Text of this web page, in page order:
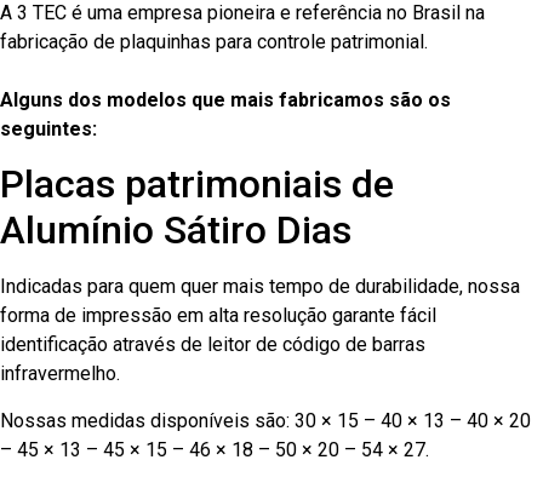
A 3 TEC é uma empresa pioneira e referência no Brasil na
fabricação de plaquinhas para controle patrimonial.
Alguns dos modelos que mais fabricamos são os
seguintes:
Placas patrimoniais de
Alumínio Sátiro Dias
Indicadas para quem quer mais tempo de durabilidade, nossa
forma de impressão em alta resolução garante fácil
identificação através de leitor de código de barras
infravermelho.
Nossas medidas disponíveis são: 30 × 15 – 40 × 13 – 40 × 20
– 45 × 13 – 45 × 15 – 46 × 18 – 50 × 20 – 54 × 27.